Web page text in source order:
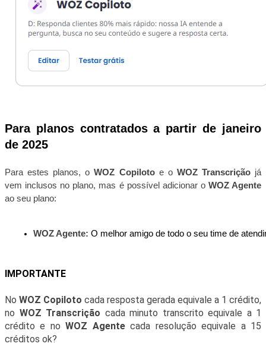
Para planos contratados a partir de janeiro
de 2025
Para estes planos, oWOZ Copilotoe o WOZ Transcriçãojá
vem inclusos no plano, mas é possível adicionar o WOZ Agente
ao seu plano:
WOZ Agente: O melhor amigo de todo o seu time de
IMPORTANTE
No WOZ Copiloto cada resposta gerada equivale a 1 crédito,
no WOZ Transcrição cada minuto transcrito equivale a 1
crédito e noWOZ Agentecada resolução equivale a 15
créditos ok?